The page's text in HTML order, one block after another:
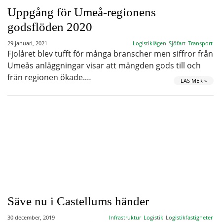
Uppgång för Umeå-regionens
godsflöden 2020
29 januari, 2021 Logistiklägen Sjöfart Transport
Fjolåret blev tufft för många branscher men siffror från
Umeås anläggningar visar att mängden gods till och
från regionen ökade.…
LÄS MER »
Säve nu i Castellums händer
30 december, 2019 Infrastruktur Logistik Logistikfastigheter